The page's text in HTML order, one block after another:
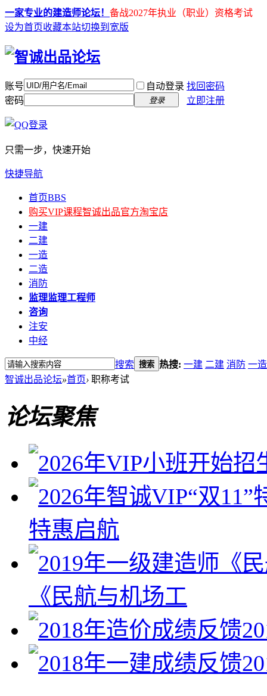
一家专业的建造师论坛！ 备战2027年执业（职业）资格考试
设为首页收藏本站切换到宽版
账号 自动登录 找回密码
密码
登录 立即注册
只需一步，快速开始
快捷导航
首页BBS
购买VIP课程智诚出品官方淘宝店
一建
二建
一造
二造
消防
监理监理工程师
咨询
注安
中经
搜索 搜索 热搜: 一建 二建 消防 一造
智诚出品论坛»首页› 职称考试
论坛聚焦
特惠启航
《民航与机场工